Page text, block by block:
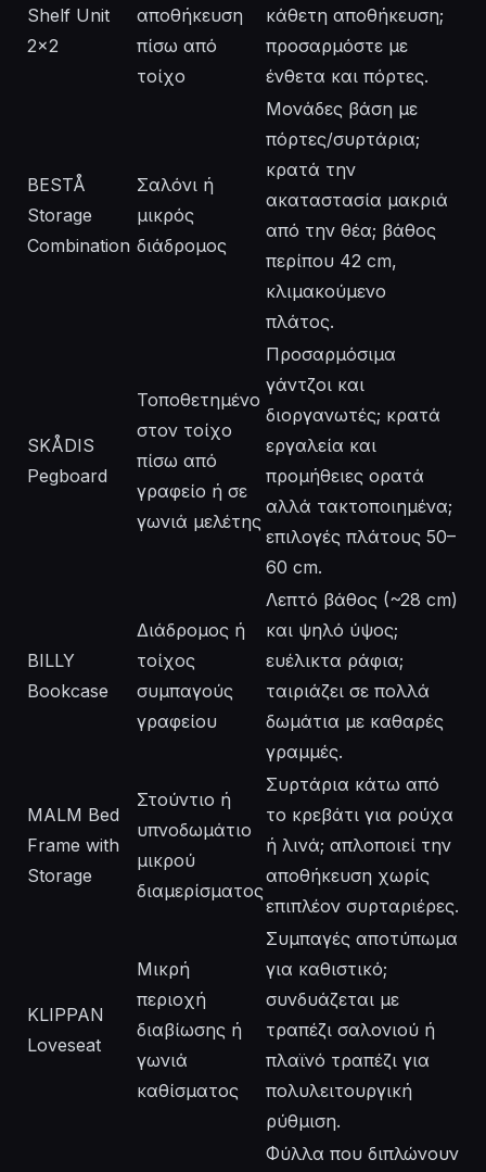
Shelf Unit
2x2
αποθήκευση
πίσω από
τοίχο
κάθετη αποθήκευση;
προσαρμόστε με
ένθετα και πόρτες.
BESTÅ
Storage
Combination
Σαλόνι ή
μικρός
διάδρομος
Μονάδες βάση με
πόρτες/συρτάρια;
κρατά την
ακαταστασία μακριά
από την θέα; βάθος
περίπου 42 cm,
κλιμακούμενο
πλάτος.
SKÅDIS
Pegboard
Τοποθετημένο
στον τοίχο
πίσω από
γραφείο ή σε
γωνιά μελέτης
Προσαρμόσιμα
γάντζοι και
διοργανωτές; κρατά
εργαλεία και
προμήθειες ορατά
αλλά τακτοποιημένα;
επιλογές πλάτους 50–
60 cm.
BILLY
Bookcase
Διάδρομος ή
τοίχος
συμπαγούς
γραφείου
Λεπτό βάθος (~28 cm)
και ψηλό ύψος;
ευέλικτα ράφια;
ταιριάζει σε πολλά
δωμάτια με καθαρές
γραμμές.
MALM Bed
Frame with
Storage
Στούντιο ή
υπνοδωμάτιο
μικρού
διαμερίσματος
Συρτάρια κάτω από
το κρεβάτι για ρούχα
ή λινά; απλοποιεί την
αποθήκευση χωρίς
επιπλέον συρταριέρες.
KLIPPAN
Loveseat
Μικρή
περιοχή
διαβίωσης ή
γωνιά
καθίσματος
Συμπαγές αποτύπωμα
για καθιστικό;
συνδυάζεται με
τραπέζι σαλονιού ή
πλαϊνό τραπέζι για
πολυλειτουργική
ρύθμιση.
Φύλλα που διπλώνουν